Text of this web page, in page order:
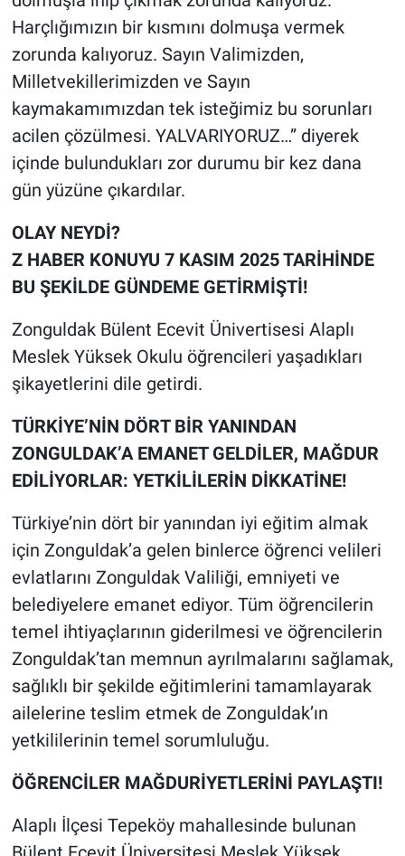
Harçlığımızın bir kısmını dolmuşa vermek
zorunda kalıyoruz. Sayın Valimizden,
Milletvekillerimizden ve Sayın
kaymakamımızdan tek isteğimiz bu sorunları
acilen çözülmesi. YALVARIYORUZ…” diyerek
içinde bulundukları zor durumu bir kez dana
gün yüzüne çıkardılar.
OLAY NEYDİ?
Z HABER KONUYU 7 KASIM 2025 TARİHİNDE
BU ŞEKİLDE GÜNDEME GETİRMİŞTİ!
Zonguldak Bülent Ecevit Ünivertisesi Alaplı
Meslek Yüksek Okulu öğrencileri yaşadıkları
şikayetlerini dile getirdi.
TÜRKİYE’NİN DÖRT BİR YANINDAN
ZONGULDAK’A EMANET GELDİLER, MAĞDUR
EDİLİYORLAR: YETKİLİLERİN DİKKATİNE!
Türkiye’nin dört bir yanından iyi eğitim almak
için Zonguldak’a gelen binlerce öğrenci velileri
evlatlarını Zonguldak Valiliği, emniyeti ve
belediyelere emanet ediyor. Tüm öğrencilerin
temel ihtiyaçlarının giderilmesi ve öğrencilerin
Zonguldak’tan memnun ayrılmalarını sağlamak,
sağlıklı bir şekilde eğitimlerini tamamlayarak
ailelerine teslim etmek de Zonguldak’ın
yetkililerinin temel sorumluluğu.
ÖĞRENCİLER MAĞDURİYETLERİNİ PAYLAŞTI!
Alaplı İlçesi Tepeköy mahallesinde bulunan